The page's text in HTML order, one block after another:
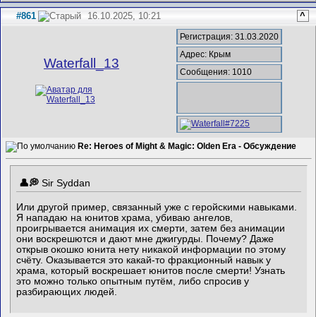
#861 16.10.2025, 10:21 ^
Waterfall_13
Регистрация: 31.03.2020
Адрес: Крым
Сообщения: 1010
Re: Heroes of Might & Magic: Olden Era - Обсуждение
Sir Syddan
Или другой пример, связанный уже с геройскими навыками.
Я нападаю на юнитов храма, убиваю ангелов,
проигрывается анимация их смерти, затем без анимации
они воскрешются и дают мне джигурды. Почему? Даже
открыв окошко юнита нету никакой информации по этому
счёту. Оказывается это какай-то фракционный навык у
храма, который воскрешает юнитов после смерти! Узнать
это можно только опытным путём, либо спросив у
разбирающих людей.